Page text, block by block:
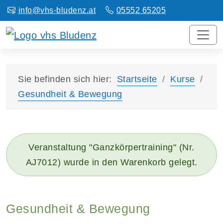
info@vhs-bludenz.at 05552 65205
Sie befinden sich hier: Startseite
Kurse
Gesundheit & Bewegung
Veranstaltung "Ganzkörpertraining" (Nr.
AJ7012) wurde in den Warenkorb gelegt.
Gesundheit & Bewegung